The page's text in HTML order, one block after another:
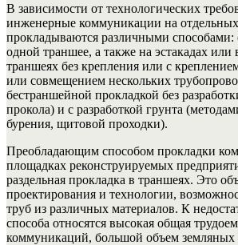
В зависимости от технологических
инженерные коммуникации на
прокладываются различными
одной траншее, а также на эстакадах или
траншеях без крепления или с
или совмещением нескольких
бестраншейной прокладкой без
прокола) и с разработкой грунта
бурения, щитовой проходки).
Преобладающим способом прокладки
площадках реконструируемых
раздельная прокладка в траншеях. Это
проектирования и технологии,
труб из различных материалов. К
способа относятся высокая общая
коммуникаций, большой объем земляных